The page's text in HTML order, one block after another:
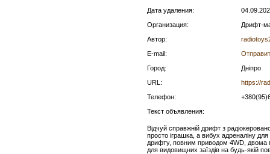
Дата удаления:
Организация:
Дрифт-
Автор:
E-mail:
Город:
Дніпро
URL:
https://
Телефон:
Текст объявления:
Відчуй справжній дрифт з
просто іграшка, а вибух адреналіну
дрифту, повним приводом 4WD, двома
для видовищних заїздів на будь-якій